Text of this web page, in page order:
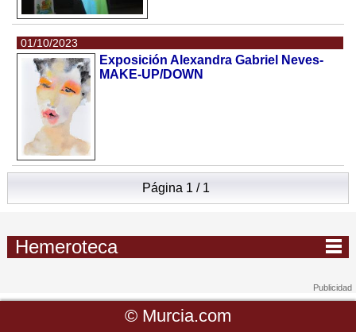
01/10/2023
Exposición Alexandra Gabriel Neves-
MAKE-UP/DOWN
Página 1 / 1
Hemeroteca
© Murcia.com